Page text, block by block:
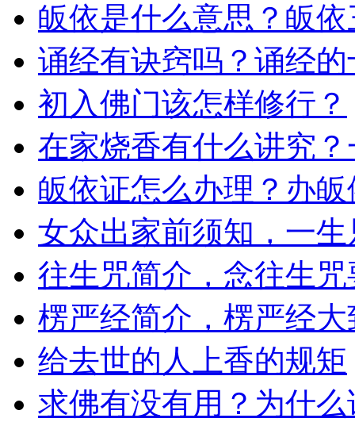
皈依是什么意思？皈
诵经有诀窍吗？诵经
初入佛门该怎样修行？
在家烧香有什么讲究
皈依证怎么办理？办
女众出家前须知，一
往生咒简介，念往生
楞严经简介，楞严经
给去世的人上香的规矩
求佛有没有用？为什